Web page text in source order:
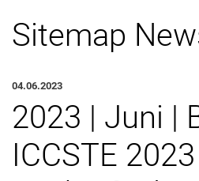
Sitemap
04.06.2023
2023 | Juni |
ICCSTE